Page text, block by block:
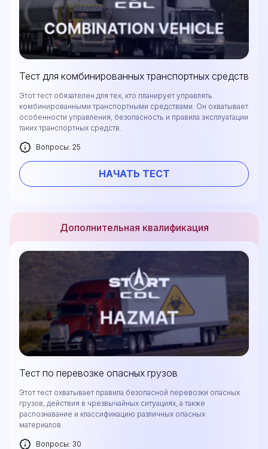
Тест для комбинированных транспортных средств
Этот тест обязателен для тех, кто планирует управлять
комбинированными транспортными средствами. Он охватывает
особенности управления, безопасность и правила эксплуатации
таких транспортных средств.
Вопросы: 25
НАЧАТЬ ТЕСТ
Дополнительная квалификация
Тест по перевозке опасных грузов
Этот тест охватывает правила безопасной перевозки опасных
грузов, действия в чрезвычайных ситуациях, а также
распознавание и классификацию различных опасных
материалов.
Вопросы: 30